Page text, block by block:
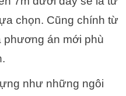
chọn. Cũng chính từ
phương án mới phù
như những ngôi